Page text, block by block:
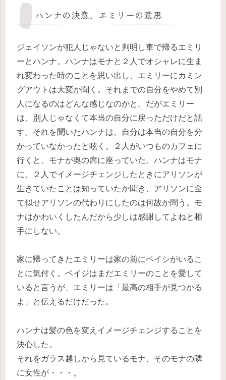
ハンナの決意、エミリーの意思
ジェイソンが犯人じゃないと判明し車で帰るエミリ
ーとハンナ。ハンナはモナと２人でオシャレに生ま
れ変わった時のことを思い出し、エミリーにカミン
グアウトは大変か聞く。それまでの自分をやめて別
人になるのはどんな感じなのかと。だがエミリー
は、別人じゃなくて本当の自分に戻っただけだと話
す。それを聞いたハンナは、自分は本当の自分を分
かっていなかったと呟く。２人がいつものカフェに
行くと、モナが奥の席に座っていた。ハンナはモナ
に、２人でイメージチェンジしたときにアリソンが
生きていたことは知っていたか聞き、アリソンに全
て似せアリソンの代わりにしたのは何故か問う。モ
ナはかわいくしたんだから少しは感謝してよねと相
手にしない。
家に帰ってきたエミリーは家の前にペイシがいるこ
とに気付く。ペイジはまだエミリーのことを愛して
いると言うが、エミリーは「最高の相手が見つかる
よ」と伝えるだけだった。
ハンナは髪の色を変えイメージチェンジすることを
決心した。
それをガラス越しから見ているモナ、そのモナの隣
に女性が・・・。